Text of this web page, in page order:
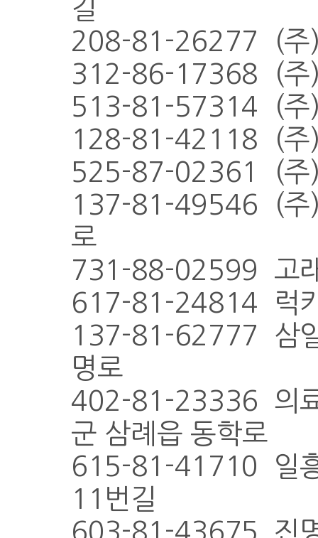
길
208-81-26277 (주)
312-86-17368 (주)
513-81-57314 (주)
128-81-42118 (주)
525-87-02361 (주)
137-81-49546 (주)
로
731-88-02599 고
617-81-24814 럭키
137-81-62777 삼
명로
402-81-23336 의료
군 삼례읍 동학로
615-81-41710 일
11번길
603-81-43675 진